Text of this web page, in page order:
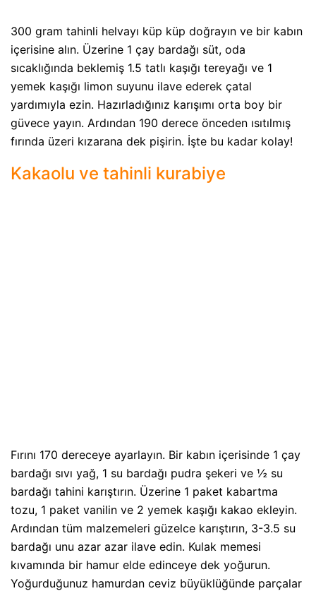
300 gram tahinli helvayı küp küp doğrayın ve bir kabın
içerisine alın. Üzerine 1 çay bardağı süt, oda
sıcaklığında beklemiş 1.5 tatlı kaşığı tereyağı ve 1
yemek kaşığı limon suyunu ilave ederek çatal
yardımıyla ezin. Hazırladığınız karışımı orta boy bir
güvece yayın. Ardından 190 derece önceden ısıtılmış
fırında üzeri kızarana dek pişirin. İşte bu kadar kolay!
Kakaolu ve tahinli kurabiye
Fırını 170 dereceye ayarlayın. Bir kabın içerisinde 1 çay
bardağı sıvı yağ, 1 su bardağı pudra şekeri ve ½ su
bardağı tahini karıştırın. Üzerine 1 paket kabartma
tozu, 1 paket vanilin ve 2 yemek kaşığı kakao ekleyin.
Ardından tüm malzemeleri güzelce karıştırın, 3-3.5 su
bardağı unu azar azar ilave edin. Kulak memesi
kıvamında bir hamur elde edinceye dek yoğurun.
Yoğurduğunuz hamurdan ceviz büyüklüğünde parçalar